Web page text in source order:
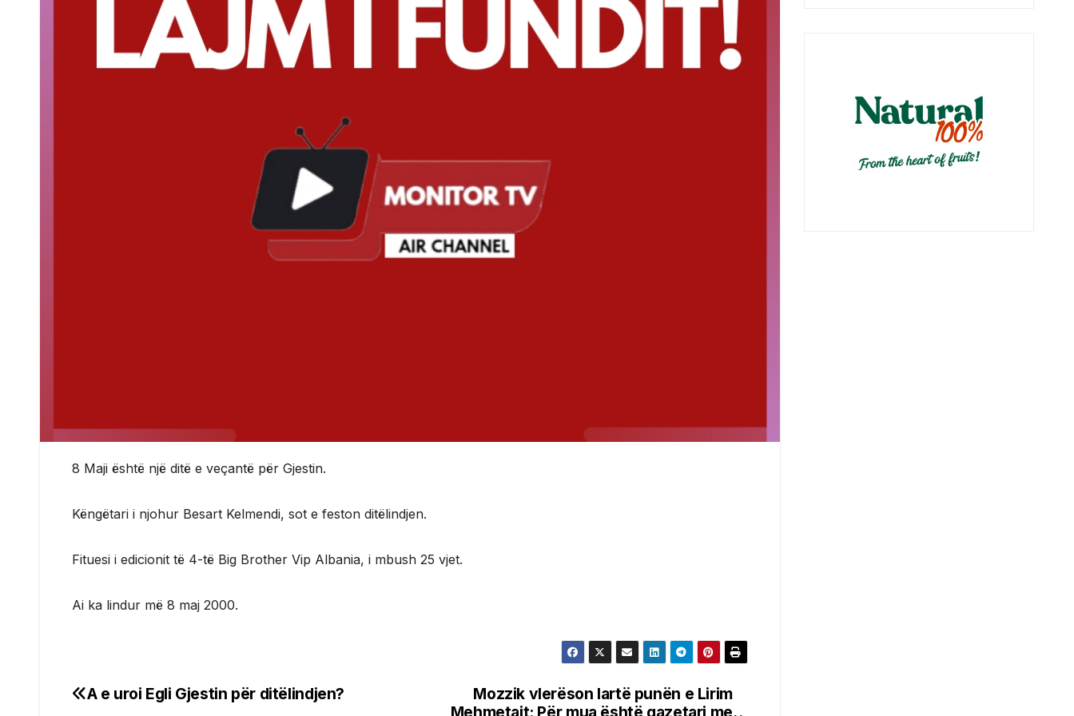
8 Maji është një ditë e veçantë për Gjestin.
Këngëtari i njohur Besart Kelmendi, sot e feston ditëlindjen.
Fituesi i edicionit të 4-të Big Brother Vip Albania, i mbush 25 vjet.
Ai ka lindur më 8 maj 2000.
Post
Mozzik vlerëson lartë punën e Lirim
A e uroi Egli Gjestin për ditëlindjen?